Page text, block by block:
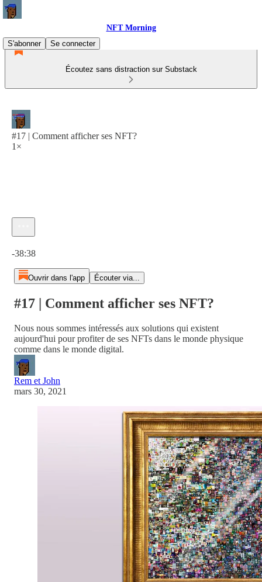
NFT Morning
S'abonner
Se connecter
Écoutez sans distraction sur Substack
#17 | Comment afficher ses NFT?
1×
-38:38
Ouvrir dans l'app Écouter via...
#17 | Comment afficher ses NFT?
Nous nous sommes intéressés aux solutions qui existent
aujourd'hui pour profiter de ses NFTs dans le monde physique
comme dans le monde digital.
Rem et John
mars 30, 2021